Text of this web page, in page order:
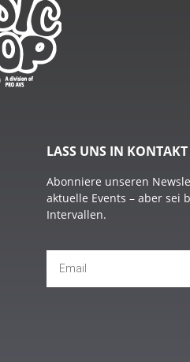
LASS UNS IN
Abonniere unseren
aktuelle Events – aber sei
Intervallen.